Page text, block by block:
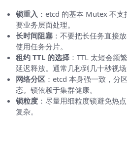
锁重入 ：etcd 的基本 Mutex 不
要业务层面处理。
长时间阻塞 ：不要把长任务直接
使用任务分片。
租约 TTL 的选择 ：TTL 太短会频
延迟释放。通常几秒到几十秒视场
网络分区 ：etcd 本身强一致，分
态。锁依赖于集群健康。
锁粒度 ：尽量用细粒度锁避免热
复杂。